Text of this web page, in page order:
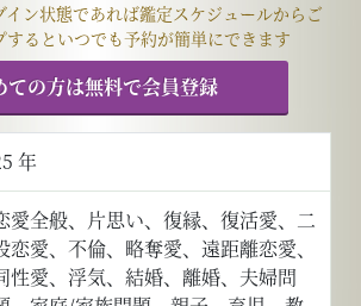
イン状態であれば鑑定スケジュールからご
するといつでも予約が簡単にできます
ての方は無料で会員登録
年
愛全般、片思い、復縁、復活愛、二
恋愛、不倫、略奪愛、遠距離恋愛、
性愛、浮気、結婚、離婚、夫婦問